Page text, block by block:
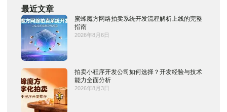
最近文章
蜜蜂魔方网络拍卖系统开发流程解析上线的完整
指南
2026年8月6日
拍卖小程序开发公司如何选择？开发经验与技术
能力全面分析
2026年8月3日